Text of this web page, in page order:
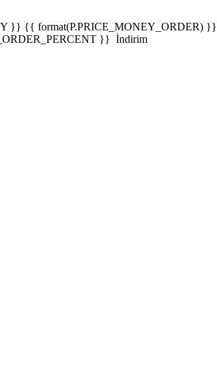
}} {{ format(P.PRICE_MONEY_ORDER) }}
}} İndirim